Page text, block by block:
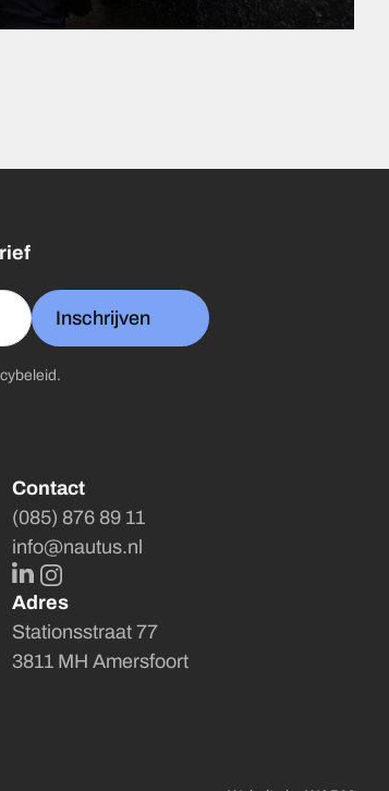
Inschrijven
.
Contact
(085) 876 89 11
info@nautus.nl
LinkedInInstagram
Adres
Stationsstraat 77
3811 MH Amersfoort